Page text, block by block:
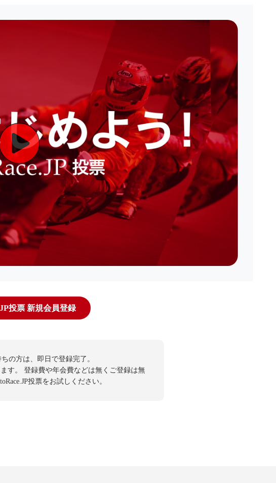
投票 新規会員登録
の方は、即日で登録完了。
す。
登録費や年会費などは無くご登録は無
投票をお試しください。